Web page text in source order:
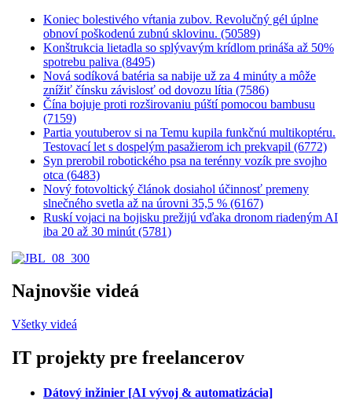
Koniec bolestivého vŕtania zubov. Revolučný gél úplne
obnoví poškodenú zubnú sklovinu. (50589)
Konštrukcia lietadla so splývavým krídlom prináša až 50%
spotrebu paliva (8495)
Nová sodíková batéria sa nabije už za 4 minúty a môže
znížiť čínsku závislosť od dovozu lítia (7586)
Čína bojuje proti rozširovaniu púští pomocou bambusu
(7159)
Partia youtuberov si na Temu kupila funkčnú multikoptéru.
Testovací let s dospelým pasažierom ich prekvapil (6772)
Syn prerobil robotického psa na terénny vozík pre svojho
otca (6483)
Nový fotovoltický článok dosiahol účinnosť premeny
slnečného svetla až na úrovni 35,5 % (6167)
Ruskí vojaci na bojisku prežijú vďaka dronom riadeným AI
iba 20 až 30 minút (5781)
Najnovšie videá
Všetky videá
IT projekty pre freelancerov
Dátový inžinier [AI vývoj & automatizácia]